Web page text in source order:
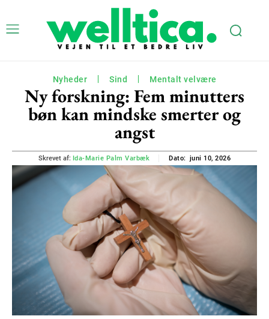
Nyheder Sind Mentalt velvære
Ny forskning: Fem minutters
bøn kan mindske smerter og
angst
Skrevet af: Ida-Marie Palm Varbæk Dato: juni 10, 2026